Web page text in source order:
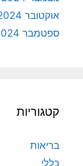
אוקטובר 2024
ספטמבר 2024
קטגוריות
בריאות
כללי